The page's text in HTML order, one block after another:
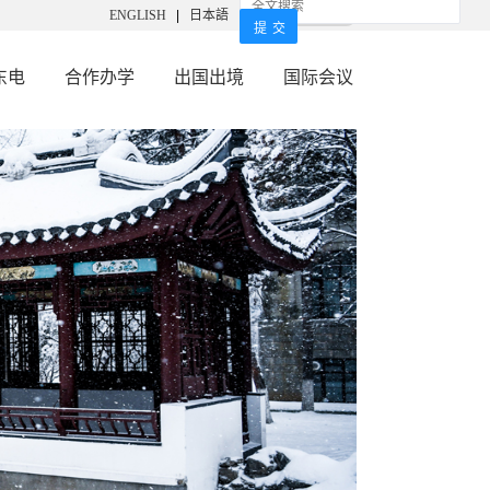
ENGLISH 日本語
电 合作办学 出国出境 国际会议